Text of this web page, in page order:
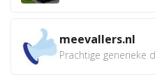
meevallers.nl